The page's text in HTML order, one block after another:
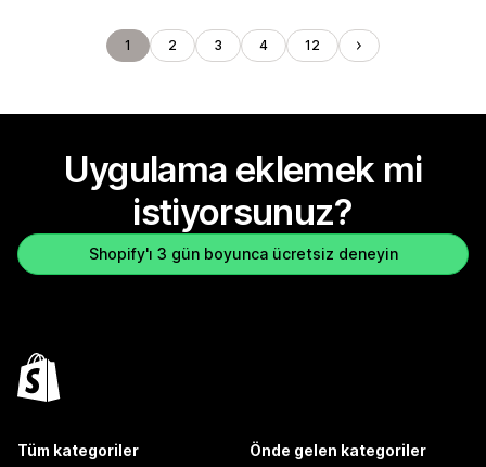
1 2 3 4 12
Uygulama eklemek mi
istiyorsunuz?
Shopify'ı 3 gün boyunca ücretsiz deneyin
Tüm kategoriler Önde gelen kategoriler